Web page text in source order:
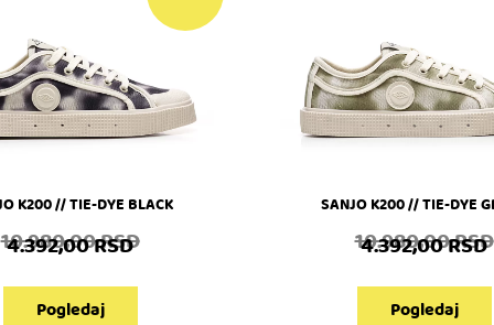
K200 // TIE-DYE BLACK
10.980,00RSD
4.392,00RSD
Pogledaj
SANJO K200 // TIE-DYE
10.980,00RSD
4.392,00RSD
Pogledaj